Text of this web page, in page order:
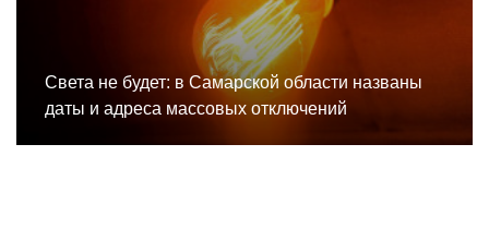
Света не будет: в Самарской области названы
даты и адреса массовых отключений